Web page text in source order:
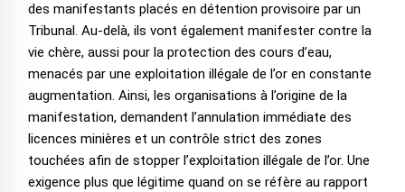
des manifestants placés en détention provisoire par un
Tribunal. Au-delà, ils vont également manifester contre la
vie chère, aussi pour la protection des cours d’eau,
menacés par une exploitation illégale de l’or en constante
augmentation. Ainsi, les organisations à l’origine de la
manifestation, demandent l’annulation immédiate des
licences minières et un contrôle strict des zones
touchées afin de stopper l’exploitation illégale de l’or. Une
exigence plus que légitime quand on se réfère au rapport